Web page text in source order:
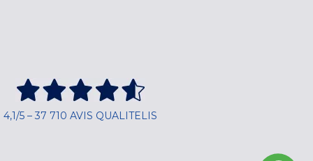
4,1/5 – 37 710 AVIS QUALITELIS